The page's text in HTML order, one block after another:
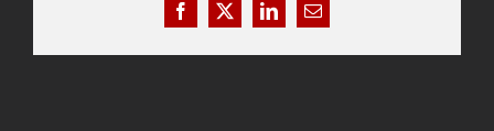
Facebook
X LinkedInEmail